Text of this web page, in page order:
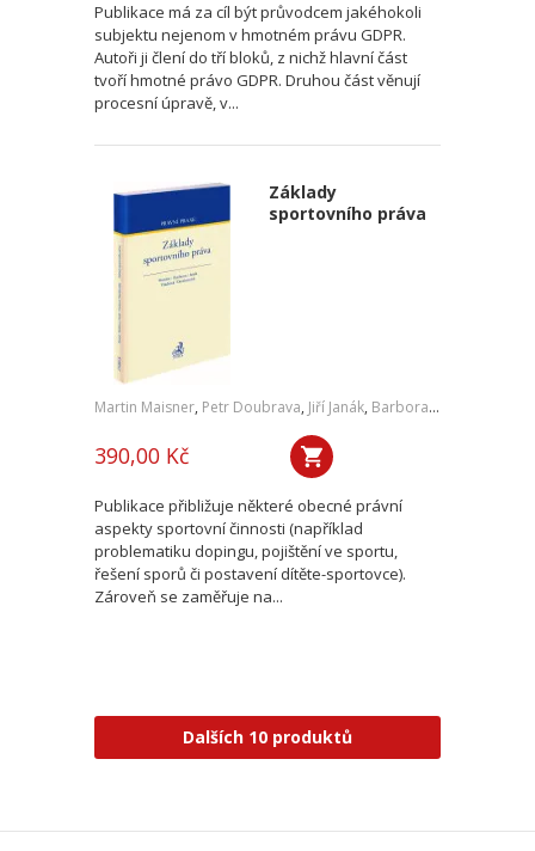
Publikace má za cíl být průvodcem jakéhokoli
subjektu nejenom v hmotném právu GDPR.
Autoři ji člení do tří bloků, z nichž hlavní část
tvoří hmotné právo GDPR. Druhou část věnují
procesní úpravě, v...
Základy
sportovního práva
Martin Maisner, Petr Doubrava, Jiří Janák, Barbora Vlachová,
390,00 Kč
Publikace přibližuje některé obecné právní
aspekty sportovní činnosti (například
problematiku dopingu, pojištění ve sportu,
řešení sporů či postavení dítěte-sportovce).
Zároveň se zaměřuje na...
Dalších 10 produktů